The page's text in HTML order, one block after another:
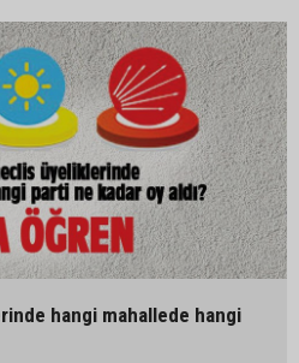
hangi mahallede hangi